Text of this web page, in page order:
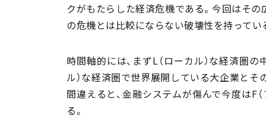
クがもたらした経済危機である。今回はそ
の危機とは比較にならない破壊性を持ってい
時間軸的には、まずL（ローカル）な経済圏
ル）な経済圏で世界展開している大企業と
間違えると、金融システムが傷んで今度はF
る。